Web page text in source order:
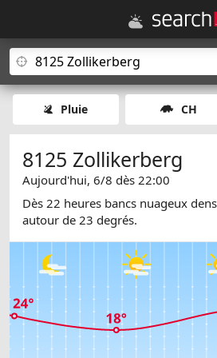
Pluie CH
8125 Zollikerberg
Aujourd'hui, 6/8 dès 22:00
Dès 22 heures bancs nuageux
autour de 23 degrés.